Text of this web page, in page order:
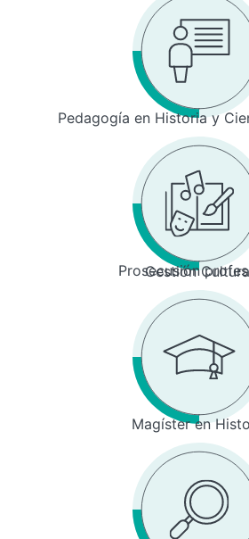
Pedagogía en Historia y
Prosecusión
Gestión
Magíster en